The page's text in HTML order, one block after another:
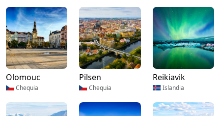
Olomouc
Chequia
Pilsen
Chequia
Reikiavik
Islandia